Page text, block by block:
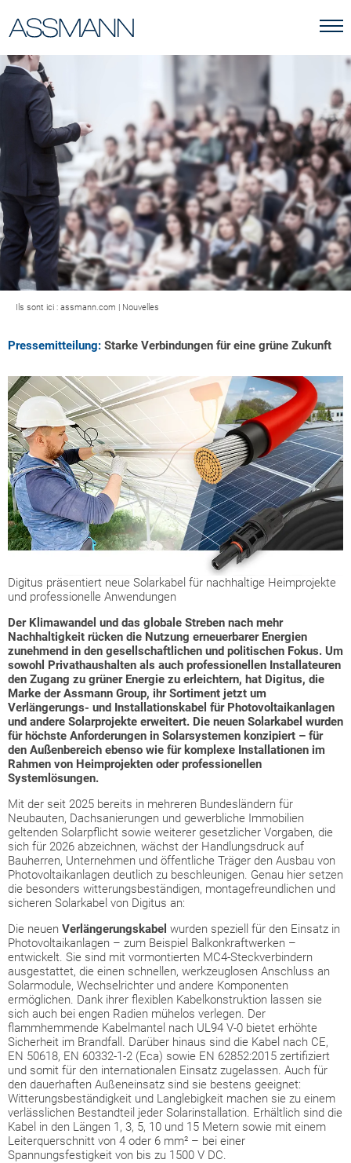
Ils sont ici : assmann.com | Nouvelles
Pressemitteilung: Starke Verbindungen für eine grüne Zukunft
Digitus präsentiert neue Solarkabel für nachhaltige Heimprojekte
und professionelle Anwendungen
Der Klimawandel und das globale Streben nach mehr
Nachhaltigkeit rücken die Nutzung erneuerbarer Energien
zunehmend in den gesellschaftlichen und politischen Fokus. Um
sowohl Privathaushalten als auch professionellen Installateuren
den Zugang zu grüner Energie zu erleichtern, hat Digitus, die
Marke der Assmann Group, ihr Sortiment jetzt um
Verlängerungs- und Installationskabel für Photovoltaikanlagen
und andere Solarprojekte erweitert. Die neuen Solarkabel wurden
für höchste Anforderungen in Solarsystemen konzipiert – für
den Außenbereich ebenso wie für komplexe Installationen im
Rahmen von Heimprojekten oder professionellen
Systemlösungen.
Mit der seit 2025 bereits in mehreren Bundesländern für
Neubauten, Dachsanierungen und gewerbliche Immobilien
geltenden Solarpflicht sowie weiterer gesetzlicher Vorgaben, die
sich für 2026 abzeichnen, wächst der Handlungsdruck auf
Bauherren, Unternehmen und öffentliche Träger den Ausbau von
Photovoltaikanlagen deutlich zu beschleunigen. Genau hier setzen
die besonders witterungsbeständigen, montagefreundlichen und
sicheren Solarkabel von Digitus an:
Die neuen Verlängerungskabel wurden speziell für den Einsatz in
Photovoltaikanlagen – zum Beispiel Balkonkraftwerken –
entwickelt. Sie sind mit vormontierten MC4-Steckverbindern
ausgestattet, die einen schnellen, werkzeuglosen Anschluss an
Solarmodule, Wechselrichter und andere Komponenten
ermöglichen. Dank ihrer flexiblen Kabelkonstruktion lassen sie
sich auch bei engen Radien mühelos verlegen. Der
flammhemmende Kabelmantel nach UL94 V-0 bietet erhöhte
Sicherheit im Brandfall. Darüber hinaus sind die Kabel nach CE,
EN 50618, EN 60332-1-2 (Eca) sowie EN 62852:2015 zertifiziert
und somit für den internationalen Einsatz zugelassen. Auch für
den dauerhaften Außeneinsatz sind sie bestens geeignet:
Witterungsbeständigkeit und Langlebigkeit machen sie zu einem
verlässlichen Bestandteil jeder Solarinstallation. Erhältlich sind die
Kabel in den Längen 1, 3, 5, 10 und 15 Metern sowie mit einem
Leiterquerschnitt von 4 oder 6 mm² – bei einer
Spannungsfestigkeit von bis zu 1500 V DC.